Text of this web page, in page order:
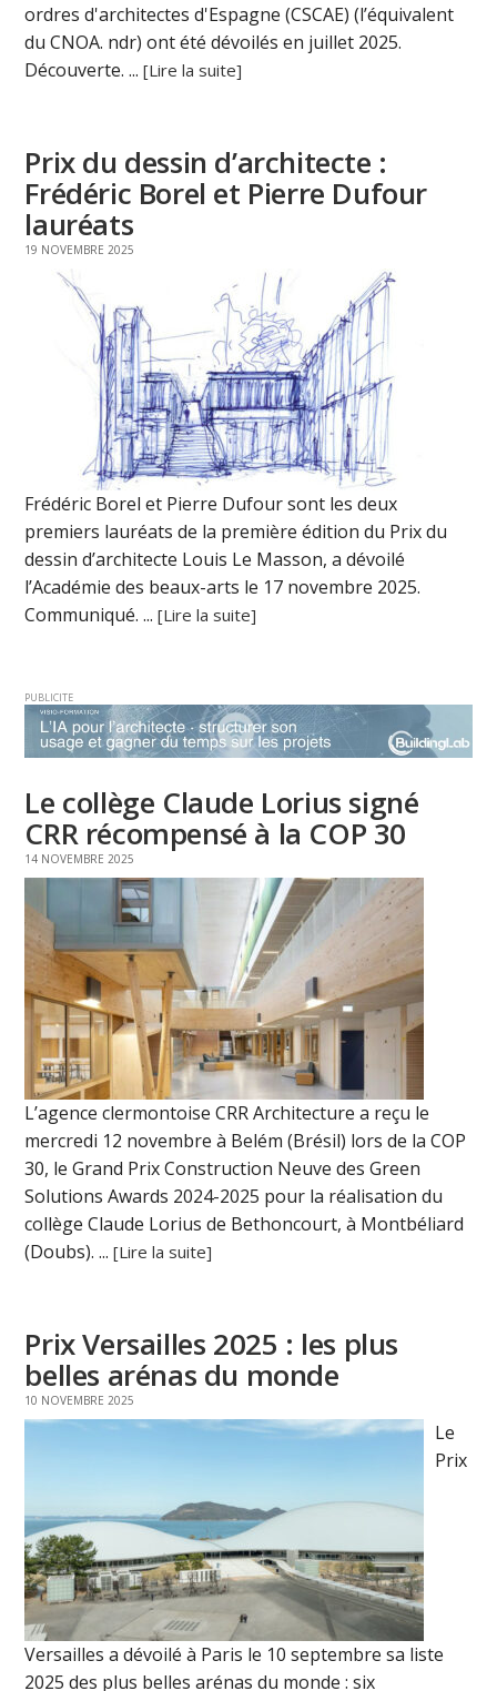
ordres d'architectes d'Espagne (CSCAE) (l’équivalent
du CNOA. ndr) ont été dévoilés en juillet 2025.
Découverte. ...[Lire la suite]
Prix du dessin d’architecte :
Frédéric Borel et Pierre Dufour
lauréats
19 NOVEMBRE 2025
Frédéric Borel et Pierre Dufour sont les deux
premiers lauréats de la première édition du Prix du
dessin d’architecte Louis Le Masson, a dévoilé
l’Académie des beaux-arts le 17 novembre 2025.
Communiqué. ...[Lire la suite]
PUBLICITE
Le collège Claude Lorius signé
CRR récompensé à la COP 30
14 NOVEMBRE 2025
L’agence clermontoise CRR Architecture a reçu le
mercredi 12 novembre à Belém (Brésil) lors de la COP
30, le Grand Prix Construction Neuve des Green
Solutions Awards 2024-2025 pour la réalisation du
collège Claude Lorius de Bethoncourt, à Montbéliard
(Doubs). ...[Lire la suite]
Prix Versailles 2025 : les plus
belles arénas du monde
10 NOVEMBRE 2025
Le
Prix
Versailles a dévoilé à Paris le 10 septembre sa liste
2025 des plus belles arénas du monde : six